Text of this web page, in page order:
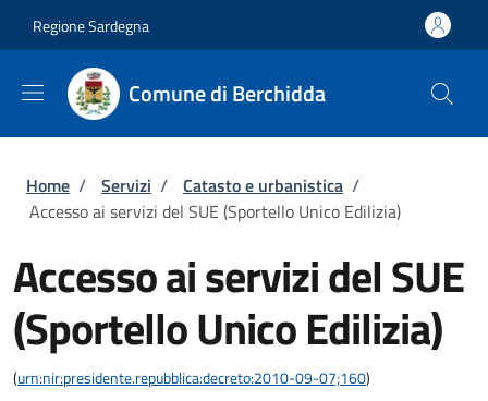
Regione Sardegna
Comune di Berchidda
Briciole di pane
Home / Servizi / Catasto e urbanistica /
Accesso ai servizi del SUE (Sportello Unico Edilizia)
Accesso ai servizi del SUE
(Sportello Unico Edilizia)
(urn:nir:presidente.repubblica:decreto:2010-09-07;160)